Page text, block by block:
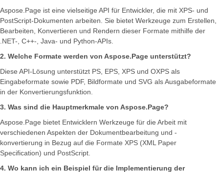
Aspose.Page ist eine vielseitige API für Entwickler, die mit XPS- und
PostScript-Dokumenten arbeiten. Sie bietet Werkzeuge zum Erstellen,
Bearbeiten, Konvertieren und Rendern dieser Formate mithilfe der
.NET-, C++-, Java- und Python-APIs.
2. Welche Formate werden von Aspose.Page unterstützt?
Diese API-Lösung unterstützt PS, EPS, XPS und OXPS als
Eingabeformate sowie PDF, Bildformate und SVG als Ausgabeformate
in der Konvertierungsfunktion.
3. Was sind die Hauptmerkmale von Aspose.Page?
Aspose.Page bietet Entwicklern Werkzeuge für die Arbeit mit
verschiedenen Aspekten der Dokumentbearbeitung und -
konvertierung in Bezug auf die Formate XPS (XML Paper
Specification) und PostScript.
4. Wo kann ich ein Beispiel für die Implementierung der